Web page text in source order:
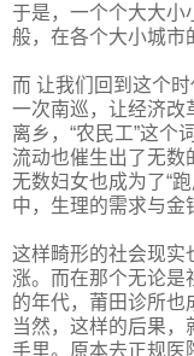
于是，一个个大大小
般，在各个大小城市
而 让我们回到这个
一次南巡，让经济改
离乡，“农民工”这个
流动也催生出了无数
无数妇女也成为了“
中，生理的需求与金
这样畸形的社会现实
涨。而在那个无论是
的年代，莆田诊所也
当然，这样的后果，
手里。原本去正规医